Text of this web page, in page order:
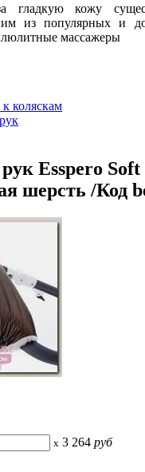
гладкую кожу
из популярных и
массажеры
коляскам
Esspero
шерсть /Код
x 3 264 руб